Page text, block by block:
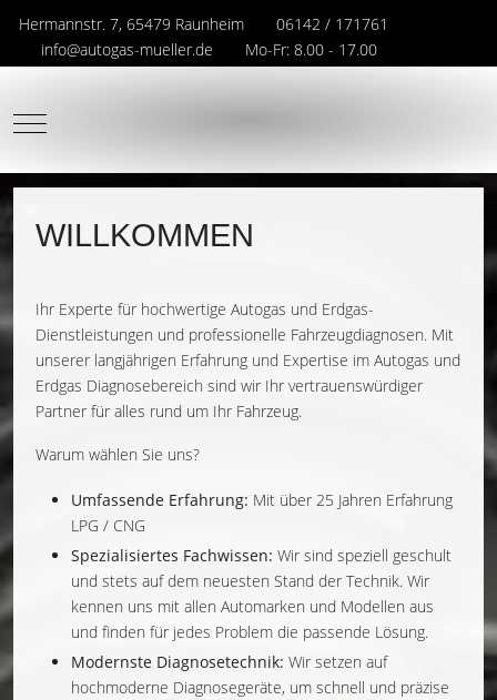
Hermannstr. 7, 65479 Raunheim
06142 / 171761
info@autogas-mueller.de
Mo-Fr: 8.00 - 17.00
Mobile Menu Toggle
WILLKOMMEN
Ihr Experte für hochwertige Autogas und Erdgas-
Dienstleistungen und professionelle Fahrzeugdiagnosen. Mit
unserer langjährigen Erfahrung und Expertise im Autogas und
Erdgas Diagnosebereich sind wir Ihr vertrauenswürdiger
Partner für alles rund um Ihr Fahrzeug.
Warum wählen Sie uns?
Umfassende Erfahrung: Mit über 25 Jahren Erfahrung
LPG / CNG
Spezialisiertes Fachwissen: Wir sind speziell geschult
und stets auf dem neuesten Stand der Technik. Wir
kennen uns mit allen Automarken und Modellen aus
und finden für jedes Problem die passende Lösung.
Modernste Diagnosetechnik: Wir setzen auf
hochmoderne Diagnosegeräte, um schnell und präzise